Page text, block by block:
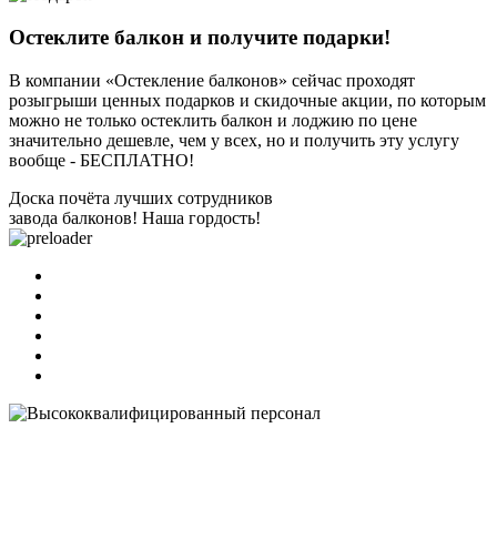
Остеклите балкон и получите подарки!
В компании «Остекление балконов» сейчас проходят
розыгрыши ценных подарков и скидочные акции, по которым
можно не только остеклить балкон и лоджию по цене
значительно дешевле, чем у всех, но и получить эту услугу
вообще - БЕСПЛАТНО!
Доска почёта лучших сотрудников
завода балконов! Наша гордость!